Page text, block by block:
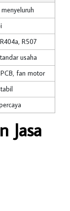
R507
usaha
fan motor
Jasa